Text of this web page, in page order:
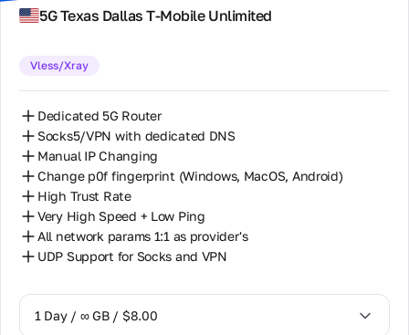
5G Texas Dallas T-Mobile Unlimited
Vless/Xray
Dedicated 5G Router
Socks5/VPN with dedicated DNS
Manual IP Changing
Change p0f fingerprint (Windows, MacOS, Android)
High Trust Rate
Very High Speed + Low Ping
All network params 1:1 as provider's
UDP Support for Socks and VPN
1 Day / ∞ GB / $8.00